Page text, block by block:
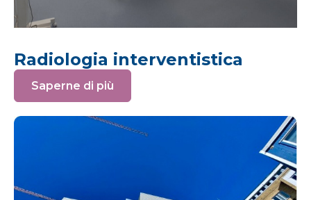
Radiologia interventistica
Saperne di più